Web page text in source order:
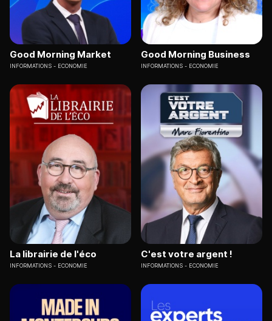
Good Morning Market
INFORMATIONS ECONOMIE
Good Morning Business
INFORMATIONS ECONOMIE
La librairie de l'éco
INFORMATIONS ECONOMIE
C'est votre argent !
INFORMATIONS ECONOMIE